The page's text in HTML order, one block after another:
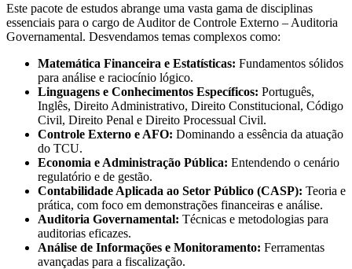
Este pacote de estudos abrange uma vasta gama de disciplinas
essenciais para o cargo de Auditor de Controle Externo – Auditoria
Governamental. Desvendamos temas complexos como:
Matemática Financeira e Estatísticas: Fundamentos sólidos
para análise e raciocínio lógico.
Linguagens e Conhecimentos Específicos: Português,
Inglês, Direito Administrativo, Direito Constitucional, Código
Civil, Direito Penal e Direito Processual Civil.
Controle Externo e AFO: Dominando a essência da atuação
do TCU.
Economia e Administração Pública: Entendendo o cenário
regulatório e de gestão.
Contabilidade Aplicada ao Setor Público (CASP): Teoria e
prática, com foco em demonstrações financeiras e análise.
Auditoria Governamental: Técnicas e metodologias para
auditorias eficazes.
Análise de Informações e Monitoramento: Ferramentas
avançadas para a fiscalização.